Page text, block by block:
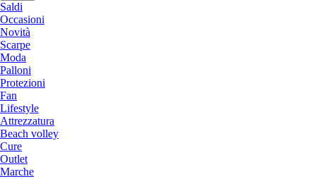
Saldi
Occasioni
Novità
Scarpe
Moda
Palloni
Protezioni
Fan
Lifestyle
Attrezzatura
Beach volley
Cure
Outlet
Marche